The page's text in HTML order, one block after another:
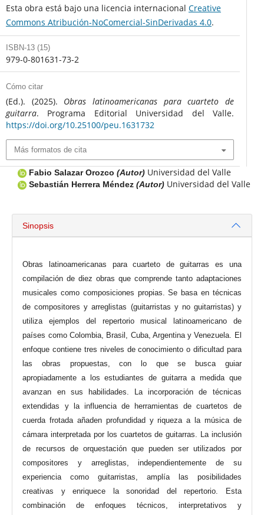
Esta obra está bajo una licencia internacional Creative
Commons Atribución-NoComercial-SinDerivadas 4.0.
ISBN-13 (15)
979-0-801631-73-2
Cómo citar
(Ed.). (2025). Obras latinoamericanas para cuarteto de
guitarra. Programa Editorial Universidad del Valle.
https://doi.org/10.25100/peu.1631732
Más formatos de cita
Fabio Salazar Orozco (Autor) Universidad del Valle
Sebastián Herrera Méndez (Autor) Universidad del Valle
Sinopsis
Obras latinoamericanas para cuarteto de guitarras es una
compilación de diez obras que comprende tanto adaptaciones
musicales como composiciones propias. Se basa en técnicas
de compositores y arreglistas (guitarristas y no guitarristas) y
utiliza ejemplos del repertorio musical latinoamericano de
países como Colombia, Brasil, Cuba, Argentina y Venezuela. El
enfoque contiene tres niveles de conocimiento o dificultad para
las obras propuestas, con lo que se busca guiar
apropiadamente a los estudiantes de guitarra a medida que
avanzan en sus habilidades. La incorporación de técnicas
extendidas y la influencia de herramientas de cuartetos de
cuerda frotada añaden profundidad y riqueza a la música de
cámara interpretada por los cuartetos de guitarras. La inclusión
de recursos de orquestación que pueden ser utilizados por
compositores y arreglistas, independientemente de su
experiencia como guitarristas, amplía las posibilidades
creativas y enriquece la sonoridad del repertorio. Esta
combinación de enfoques técnicos, interpretativos y